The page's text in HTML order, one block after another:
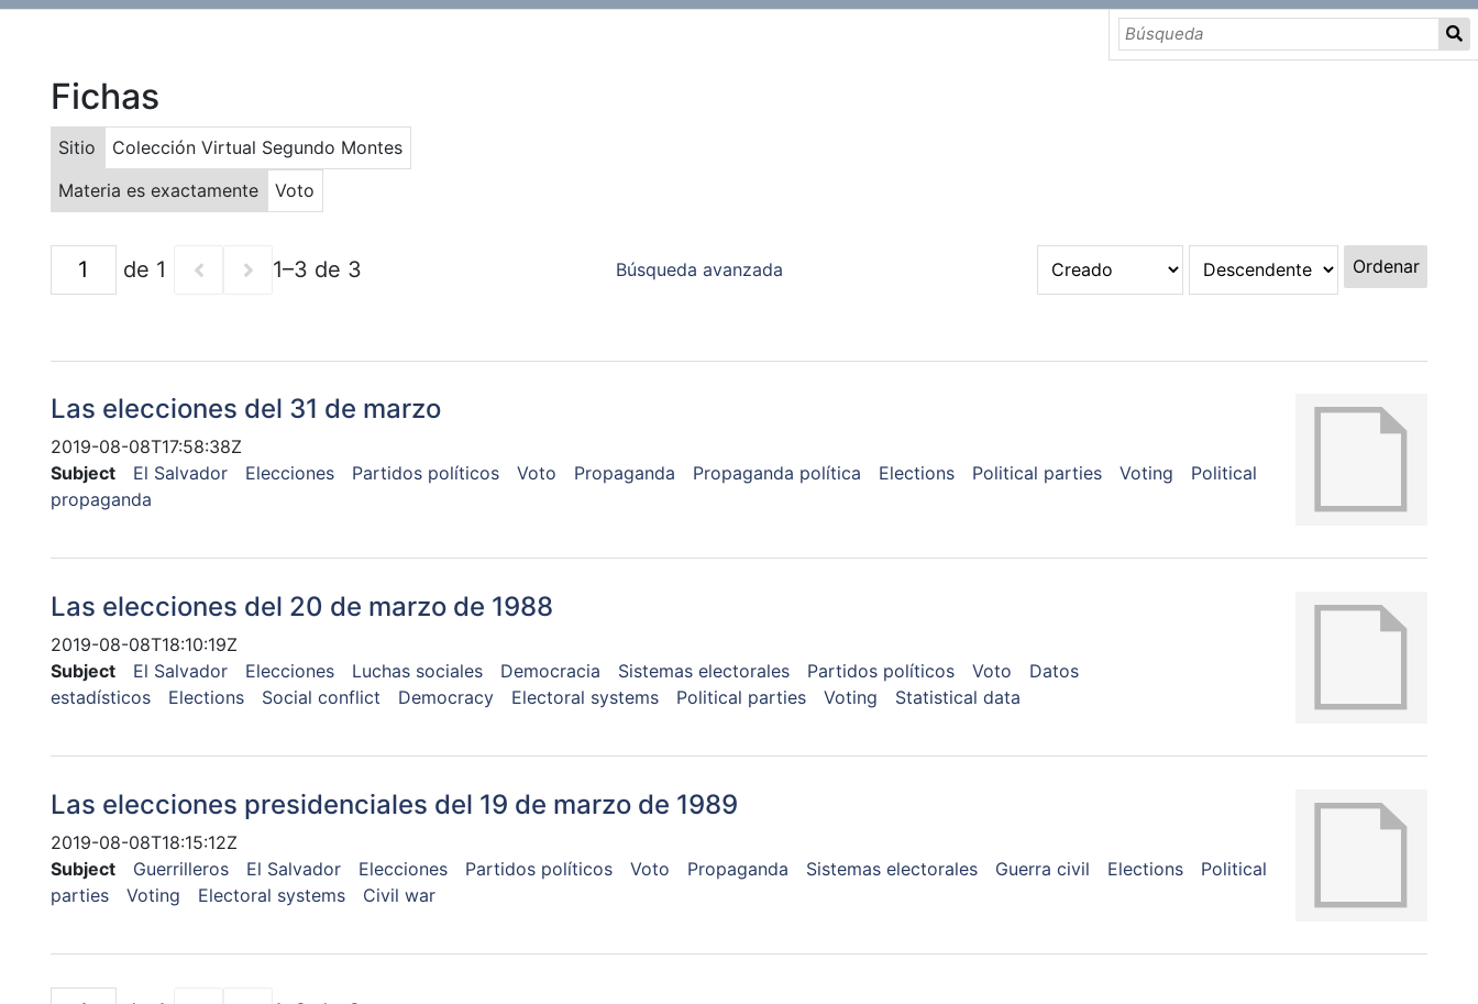
Fichas
Sitio
Colección Virtual Segundo Montes
Materia es exactamente
Voto
de 1 1–3 de 3 Búsqueda avanzada Ordenar
Las elecciones del 31 de marzo
2019-08-08T17:58:38Z
Subject
El Salvador Elecciones Partidos políticos Voto Propaganda Propaganda política Elections Political parties Voting
Political
propaganda
Las elecciones del 20 de marzo de 1988
2019-08-08T18:10:19Z
Subject
El Salvador Elecciones Luchas sociales Democracia Sistemas electorales Partidos políticos Voto
Datos
estadísticos
Elections Social conflict Democracy Electoral systems Political parties Voting Statistical data
Las elecciones presidenciales del 19 de marzo de 1989
2019-08-08T18:15:12Z
Subject
Guerrilleros El Salvador Elecciones Partidos políticos Voto Propaganda Sistemas electorales Guerra civil Elections
Political
parties
Voting Electoral systems Civil war